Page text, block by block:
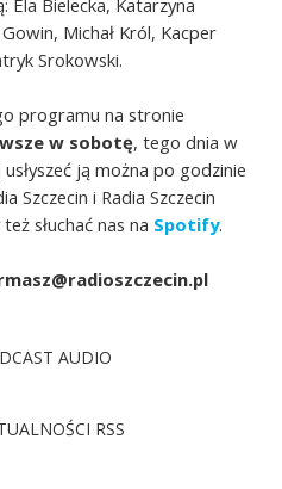
Michał Król, Kacper
Srokowski.
programu na stronie
w sobotę, tego dnia w
ją można po godzinie
Szczecin i Radia Szczecin
słuchać nas na Spotify.
AUDIO
RSS